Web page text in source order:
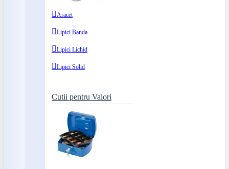
Aracet
Lipici Banda
Lipici Lichid
Lipici Solid
Cutii pentru Valori